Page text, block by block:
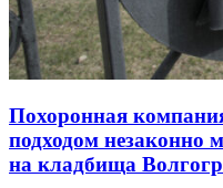
Похоронная
подходом незаконно
на кладбища